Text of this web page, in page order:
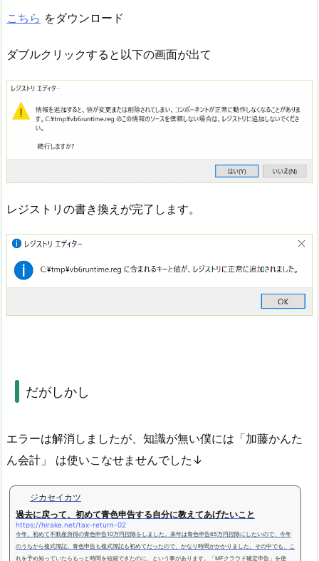
こちら をダウンロード
ダブルクリックすると以下の画面が出て
レジストリの書き換えが完了します。
だがしかし
エラーは解消しましたが、知識が無い僕には「加藤かんた
ん会計」 は使いこなせませんでした↓
ジカセイカツ
過去に戻って、初めて青色申告する自分に教えてあげたいこと
https://hirake.net/tax-return-02
今年、初めて不動産所得の青色申告10万円控除をしました。来年は青色申告65万円控除にしたいので、今年
のうちから複式簿記。青色申告も複式簿記も初めてだったので、かなり時間がかかりました。その中でも、こ
れを予め知っていたらもっと時間を短縮できたのに、という事があります。「MFクラウド確定申告」を使